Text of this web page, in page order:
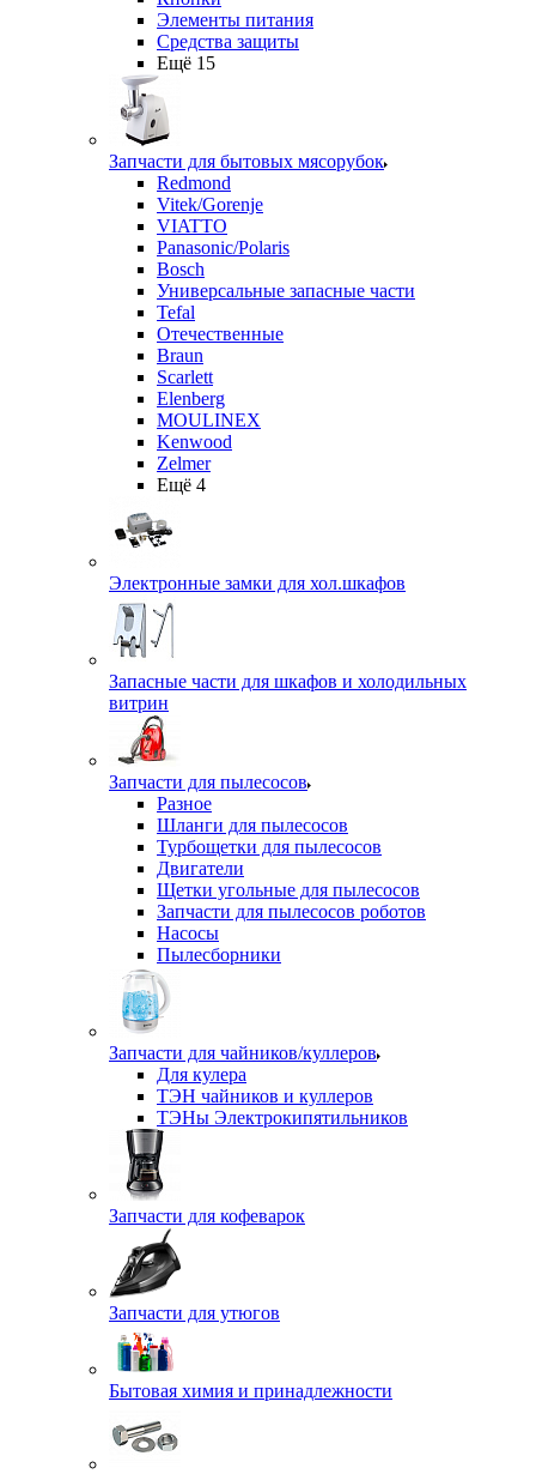
Элементы питания
Средства защиты
Ещё 15
Запчасти для бытовых мясорубок
Redmond
Vitek/Gorenje
VIATTO
Panasonic/Polaris
Bosch
Универсальные запасные части
Tefal
Отечественные
Braun
Scarlett
Elenberg
MOULINEX
Kenwood
Zelmer
Ещё 4
Электронные замки для хол.шкафов
Запасные части для шкафов и холодильных
витрин
Запчасти для пылесосов
Разное
Шланги для пылесосов
Турбощетки для пылесосов
Двигатели
Щетки угольные для пылесосов
Запчасти для пылесосов роботов
Насосы
Пылесборники
Запчасти для чайников/куллеров
Для кулера
ТЭН чайников и куллеров
ТЭНы Электрокипятильников
Запчасти для кофеварок
Запчасти для утюгов
Бытовая химия и принадлежности